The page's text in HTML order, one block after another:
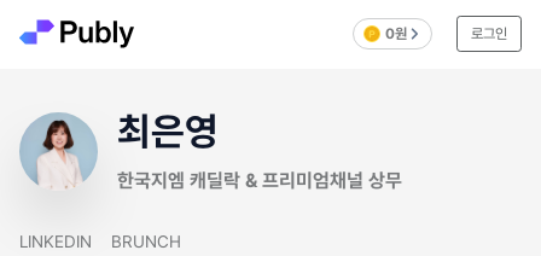
0원 로그인
최은영
한국지엠 캐딜락 & 프리미엄채널 상무
LINKEDIN BRUNCH